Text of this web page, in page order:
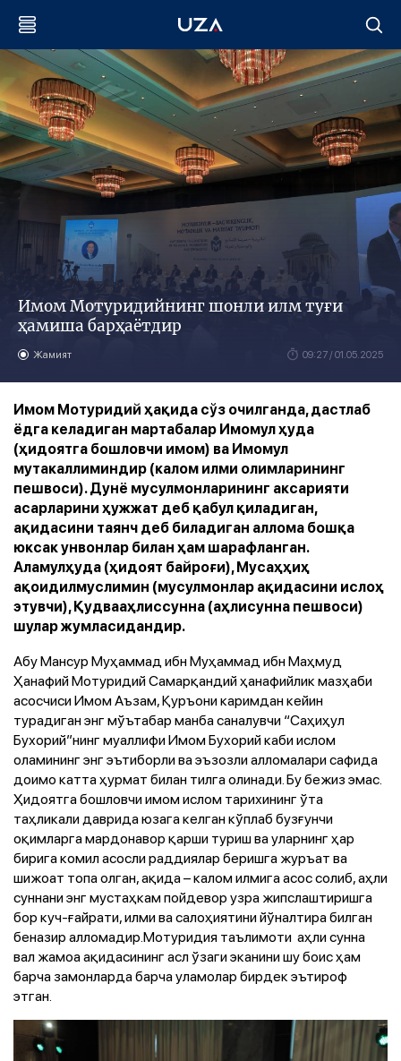
Имом Мотуридийнинг шонли илм туғи
ҳамиша барҳаётдир
Жамият 09:27 / 01.05.2025
Имом Мотуридий ҳақида сўз очилганда, дастлаб
ёдга келадиган мартабалар Имомул ҳуда
(ҳидоятга бошловчи имом) ва Имомул
мутакаллиминдир (калом илми олимларининг
пешвоси). Дунё мусулмонларининг аксарияти
асарларини ҳужжат деб қабул қиладиган,
ақидасини таянч деб биладиган аллома бошқа
юксак унвонлар билан ҳам шарафланган.
Аламулҳуда (ҳидоят байроғи), Мусаҳҳиҳ
ақоидилмуслимин (мусулмонлар ақидасини ислоҳ
этувчи), Қудвааҳлиссунна (аҳлисунна пешвоси)
шулар жумласидандир.
Абу Мансур Муҳаммад ибн Муҳаммад ибн Маҳмуд
Ҳанафий Мотуридий Самарқандий ҳанафийлик мазҳаби
асосчиси Имом Аъзам, Қуръони каримдан кейин
турадиган энг мўътабар манба саналувчи “Саҳиҳул
Бухорий”нинг муаллифи Имом Бухорий каби ислом
оламининг энг эътиборли ва эъзозли алломалари сафида
доимо катта ҳурмат билан тилга олинади. Бу бежиз эмас.
Ҳидоятга бошловчи имом ислом тарихининг ўта
таҳликали даврида юзага келган кўплаб бузғунчи
оқимларга мардонавор қарши туриш ва уларнинг ҳар
бирига комил асосли раддиялар беришга журъат ва
шижоат топа олган, ақида – калом илмига асос солиб, аҳли
суннани энг мустаҳкам пойдевор узра жипслаштиришга
бор куч-ғайрати, илми ва салоҳиятини йўналтира билган
беназир алломадир.Мотуридия таълимоти аҳли сунна
вал жамоа ақидасининг асл ўзаги эканини шу боис ҳам
барча замонларда барча уламолар бирдек эътироф
этган.